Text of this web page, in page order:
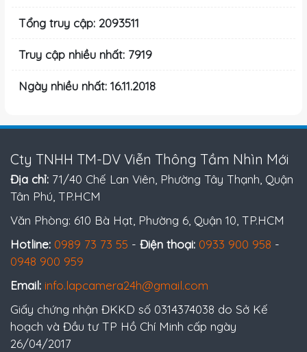
Tổng truy cập: 2093511
Truy cập nhiều nhất: 7919
Ngày nhiều nhất: 16.11.2018
Cty TNHH TM-DV Viễn Thông Tầm Nhìn Mới
Địa chỉ: 71/40 Chế Lan Viên, Phường Tây Thạnh, Quận
Tân Phú, TP.HCM
Văn Phòng: 610 Bà Hạt, Phường 6, Quận 10, TP.HCM
Hotline: 0989 73 73 55 - Điện thoại: 0933 900 958 -
0948 900 959
Email: info.lapcamera24h@gmail.com
Giấy chứng nhận ĐKKD số 0314374038 do Sở Kế
hoạch và Đầu tư TP Hồ Chí Minh cấp ngày
26/04/2017